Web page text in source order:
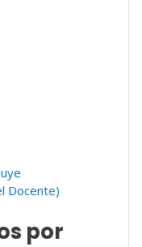
Docente)
por